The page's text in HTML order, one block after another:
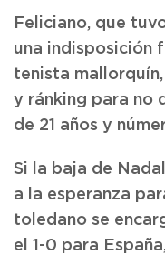
Feliciano, que
una indisposición
tenista
y ránking para no
de 21 años y
Si la baja de
a la esperanza
toledano se
el 1-0 para